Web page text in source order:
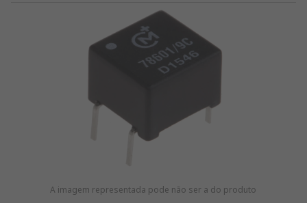
A imagem representada pode não ser a do produto